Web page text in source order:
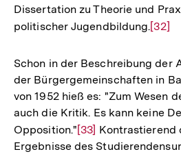
Dissertation zu Theorie und
politischer Jugendbildung.Zur
der
[32]
Schon in der Beschreibung der
der Bürgergemeinschaften in
von 1952 hieß es: "Zum Wesen
auch die Kritik. Es kann keine
Opposition."Zur
Auflösung
[33] Kontrastierend
Ergebnisse des